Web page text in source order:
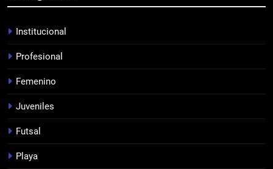
DERROTA DE LOCAL
7
8
Institucional
Profesional
Femenino
Juveniles
Futsal
Playa